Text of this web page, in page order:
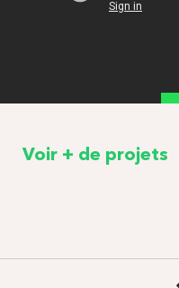
Voir + de projets